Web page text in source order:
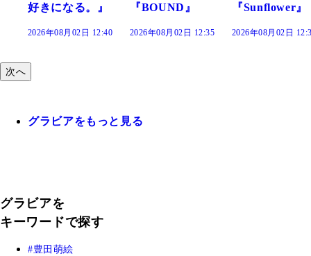
る。』
02日 12:40
『BOUND』
2026年08月02日 12:35
『Sunflower』
2026年08月02日 12:30
だまり』
2026年08
次へ
グラビアをもっと見る
グラビアを
キーワードで探す
豊田萌絵